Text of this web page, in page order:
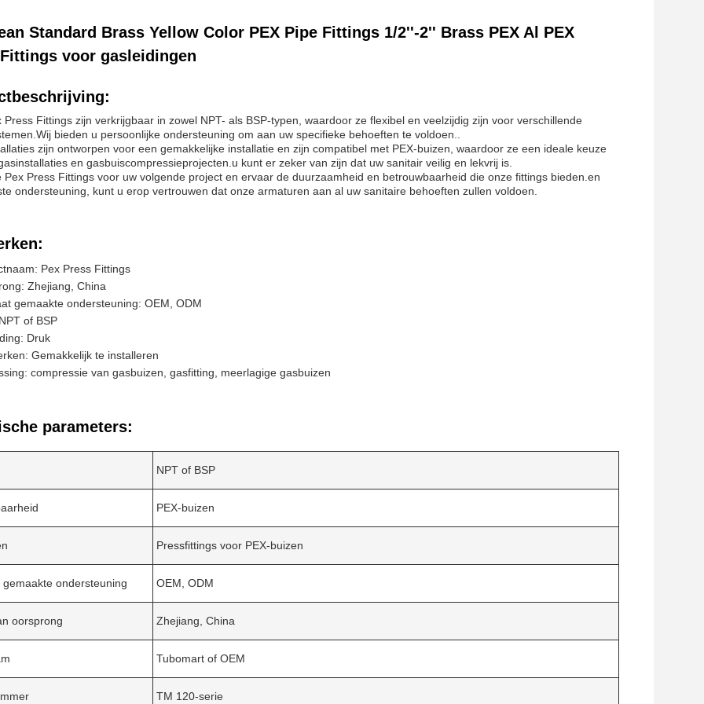
Standard Brass Yellow Color PEX Pipe Fittings 1/2''-2'' Brass PEX Al PEX
voor gasleidingen
Press Fittings zijn verkrijgbaar in zowel NPT- als BSP-typen, waardoor ze flexibel en veelzijdig zijn voor verschillende
bieden u persoonlijke ondersteuning om aan uw specifieke behoeften te voldoen..
zijn ontworpen voor een gemakkelijke installatie en zijn compatibel met PEX-buizen, waardoor ze een ideale keuze
en gasbuiscompressieprojecten.u kunt er zeker van zijn dat uw sanitair veilig en lekvrij is.
Pex Press Fittings voor uw volgende project en ervaar de duurzaamheid en betrouwbaarheid die onze fittings bieden.en
ondersteuning, kunt u erop vertrouwen dat onze armaturen aan al uw sanitaire behoeften zullen voldoen.
Pex Press Fittings
Zhejiang, China
gemaakte ondersteuning: OEM, ODM
of BSP
Druk
Gemakkelijk te installeren
compressie van gasbuizen, gasfitting, meerlagige gasbuizen
parameters:
NPT of BSP
PEX-buizen
Pressfittings voor PEX-buizen
gemaakte ondersteuning OEM, ODM
oorsprong Zhejiang, China
Tubomart of OEM
TM 120-serie